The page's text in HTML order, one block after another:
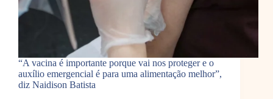
“A vacina é importante porque vai nos proteger e o
auxílio emergencial é para uma alimentação melhor”,
diz Naidison Batista